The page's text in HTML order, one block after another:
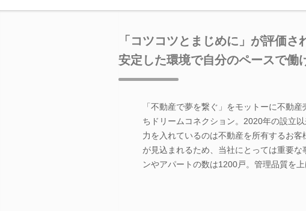
「コツコツとまじめに」が評価
安定した環境で自分のペースで働
「不動産で夢を繋ぐ」をモットーに不動
ちドリームコネクション。2020年の設立以
力を入れているのは不動産を所有するお
が見込まれるため、当社にとっては重要
ンやアパートの数は1200戸。管理品質を